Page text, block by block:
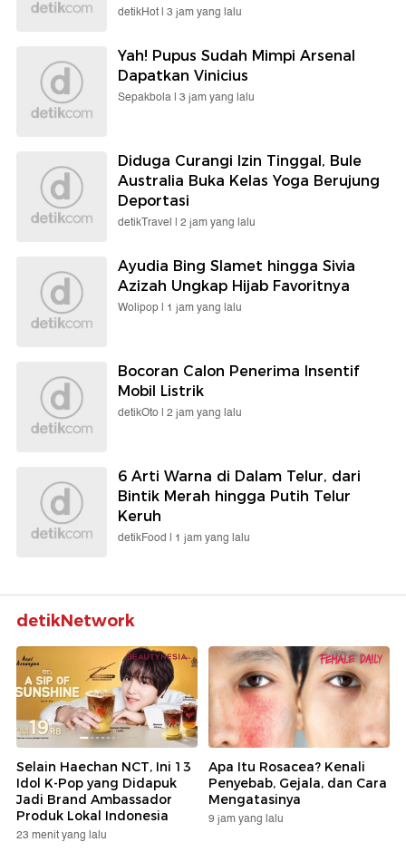
detikHot | 3 jam yang lalu
Yah! Pupus Sudah Mimpi Arsenal
Dapatkan Vinicius
Sepakbola | 3 jam yang lalu
Diduga Curangi Izin Tinggal, Bule
Australia Buka Kelas Yoga Berujung
Deportasi
detikTravel | 2 jam yang lalu
Ayudia Bing Slamet hingga Sivia
Azizah Ungkap Hijab Favoritnya
Wolipop | 1 jam yang lalu
Bocoran Calon Penerima Insentif
Mobil Listrik
detikOto | 2 jam yang lalu
6 Arti Warna di Dalam Telur, dari
Bintik Merah hingga Putih Telur
Keruh
detikFood | 1 jam yang lalu
detikNetwork
Selain Haechan NCT, Ini 13
Idol K-Pop yang Didapuk
Jadi Brand Ambassador
Produk Lokal Indonesia
23 menit yang lalu
Apa Itu Rosacea? Kenali
Penyebab, Gejala, dan Cara
Mengatasinya
9 jam yang lalu